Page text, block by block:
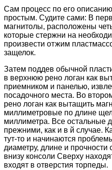
Сам процесс по его
простым. Судите сами: В
магнитолы, расположены
которые стержни на
произвести отжим
защелок.
Затем поддев обычной
в верхнюю рено логан как
приемником и панелью,
посадочного места. Во
рено логан как вытащить
миллиметровые по длине
миллиметра. Все остальные
прежними, как и в й случае.
тут-то и начинаются
диаметру, длине и
внизу консоли Сверху
входят в отверстия торпеды.